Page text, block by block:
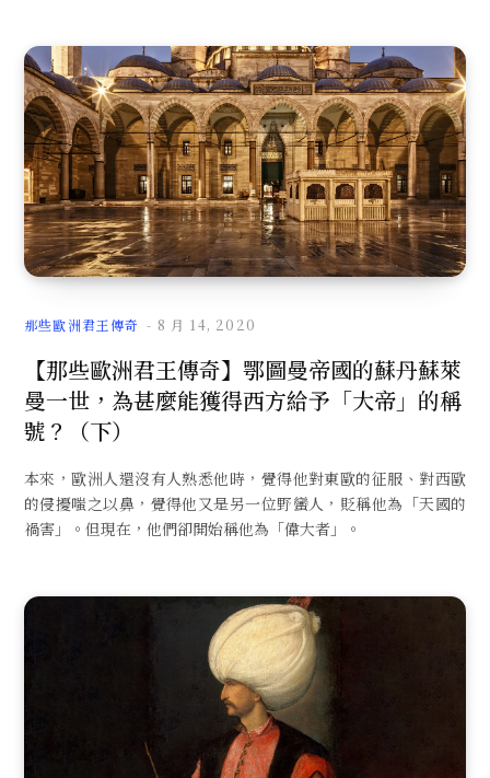
那些歐洲君王傳奇 8 月 14, 2020
【那些歐洲君王傳奇】鄂圖曼帝國的蘇丹蘇萊
曼一世，為甚麼能獲得西方給予「大帝」的稱
號？（下）
本來，歐洲人還沒有人熟悉他時，覺得他對東歐的征服、對西歐
的侵擾嗤之以鼻，覺得他又是另一位野蠻人，貶稱他為「天國的
禍害」。但現在，他們卻開始稱他為「偉大者」。